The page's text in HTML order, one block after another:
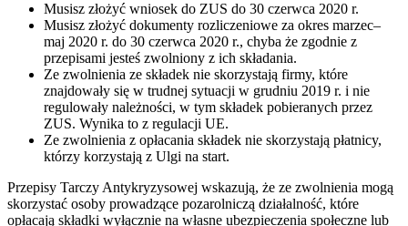
Musisz złożyć wniosek do ZUS do 30 czerwca 2020 r.
Musisz złożyć dokumenty rozliczeniowe za okres marzec–
maj 2020 r. do 30 czerwca 2020 r., chyba że zgodnie z
przepisami jesteś zwolniony z ich składania.
Ze zwolnienia ze składek nie skorzystają firmy, które
znajdowały się w trudnej sytuacji w grudniu 2019 r. i nie
regulowały należności, w tym składek pobieranych przez
ZUS. Wynika to z regulacji UE.
Ze zwolnienia z opłacania składek nie skorzystają płatnicy,
którzy korzystają z Ulgi na start.
Przepisy Tarczy Antykryzysowej wskazują, że ze zwolnienia mogą
skorzystać osoby prowadzące pozarolniczą działalność, które
opłacają składki wyłącznie na własne ubezpieczenia społeczne lub